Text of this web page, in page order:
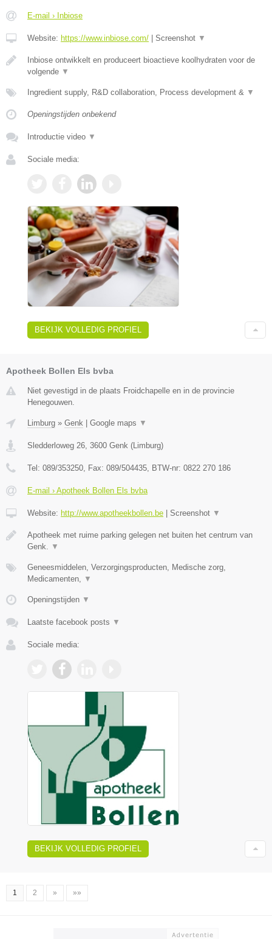
E-mail › Inbiose
Website: https://www.inbiose.com/ | Screenshot ▼
Inbiose ontwikkelt en produceert bioactieve koolhydraten voor de
volgende ▼
Ingredient supply, R&D collaboration, Process development & ▼
Openingstijden onbekend
Introductie video ▼
Sociale media:
BEKIJK VOLLEDIG PROFIEL
Apotheek Bollen Els bvba
Niet gevestigd in de plaats Froidchapelle en in de provincie
Henegouwen.
Limburg » Genk Google maps ▼
Sledderloweg 26, 3600 Genk (Limburg)
Tel: 089/353250, Fax: 089/504435, BTW-nr: 0822 270 186
E-mail › Apotheek Bollen Els bvba
Website: http://www.apotheekbollen.be Screenshot ▼
Apotheek met ruime parking gelegen net buiten het centrum van
Genk. ▼
Geneesmiddelen, Verzorgingsproducten, Medische zorg,
Medicamenten, ▼
Openingstijden ▼
Laatste facebook posts ▼
Sociale media:
BEKIJK VOLLEDIG PROFIEL
1 2 » »»